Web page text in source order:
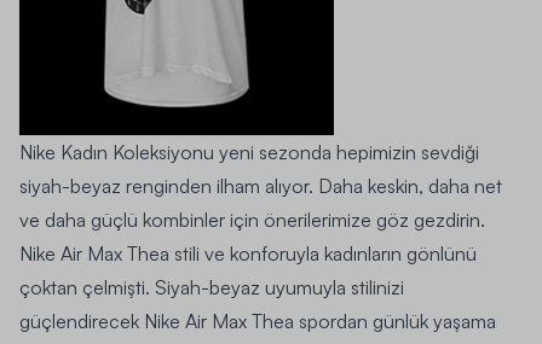
Nike Kadın Koleksiyonu yeni sezonda hepimizin sevdiği
siyah-beyaz renginden ilham alıyor. Daha keskin, daha net
ve daha güçlü kombinler için önerilerimize göz gezdirin.
Nike Air Max Thea stili ve konforuyla kadınların gönlünü
çoktan çelmişti. Siyah-beyaz uyumuyla stilinizi
güçlendirecek Nike Air Max Thea spordan günlük yaşama